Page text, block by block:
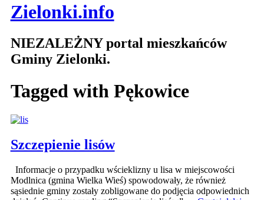
Zielonki.info
NIEZALEŻNY portal mieszkańców
Gminy Zielonki.
Tagged with Pękowice
Szczepienie lisów
Informacje o przypadku wścieklizny u lisa w miejscowości
Modlnica (gmina Wielka Wieś) spowodowały, że również
sąsiednie gminy zostały zobligowane do podjęcia odpowiednich